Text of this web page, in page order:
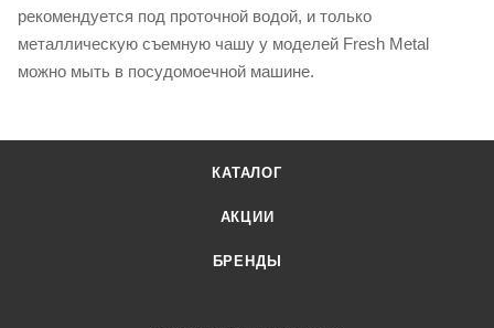
рекомендуется под проточной водой, и только
металлическую съемную чашу у моделей Fresh Metal
можно мыть в посудомоечной машине.
КАТАЛОГ
АКЦИИ
БРЕНДЫ